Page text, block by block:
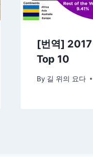
[번역] 2017
Top 10
By 길 위의 요다